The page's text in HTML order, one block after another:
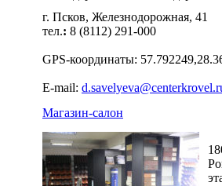
г. Псков, Железнодорожная, 41
тел.: 8 (8112) 291-000
GPS-координаты:
E-mail:
Магазин-салон